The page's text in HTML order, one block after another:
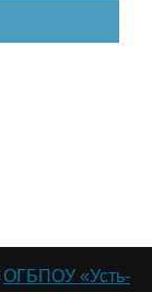
ОГБПОУ «Усть-